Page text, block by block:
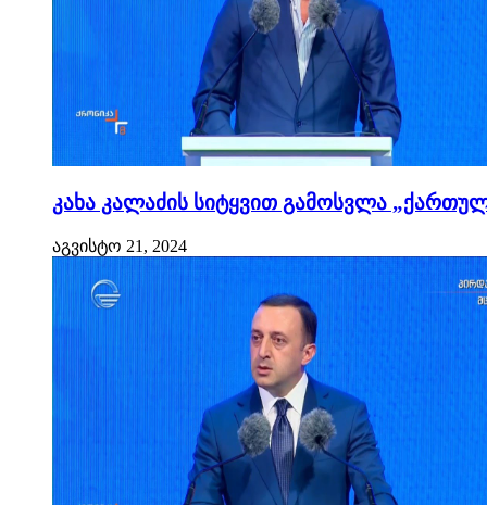
კახა კალაძის სიტყვით გამოსვლა
აგვისტო 21, 2024